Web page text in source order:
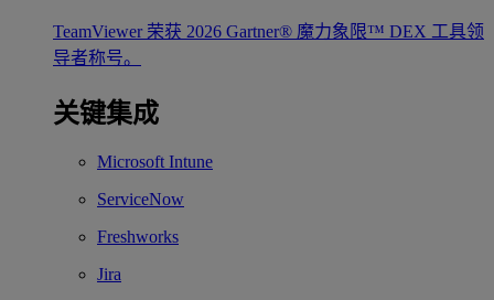
TeamViewer 荣获 2026 Gartner® 魔力象限™ DEX 工具领
导者称号。
关键集成
Microsoft Intune
ServiceNow
Freshworks
Jira